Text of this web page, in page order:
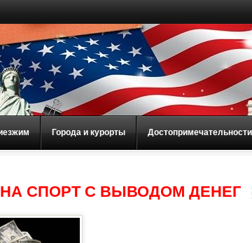
Города и курорты Достопримечательности
СПОРТ С ВЫВОДОМ ДЕНЕГ